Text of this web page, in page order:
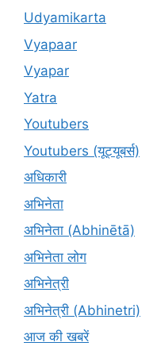
Udyamikarta
Vyapaar
Vyapar
Yatra
Youtubers
Youtubers (यूट्यूबर्स)
अधिकारी
अभिनेता
अभिनेता (Abhinētā)
अभिनेता लोग
अभिनेत्री
अभिनेत्री (Abhinetri)
आज की खबरें